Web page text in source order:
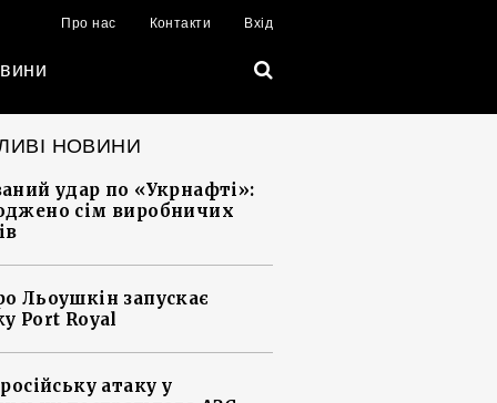
Про нас Контакти Вхід
НОВИНИ
удар по «Укрнафті»:
сім виробничих
Льоушкін запускає
Port Royal
атаку у